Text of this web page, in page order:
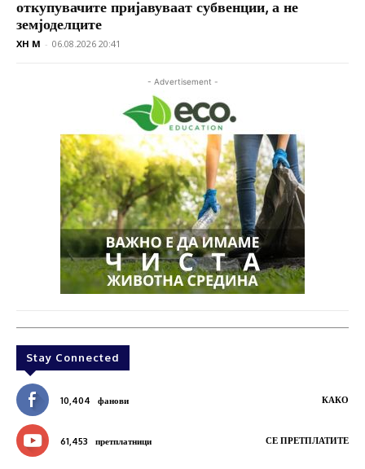
откупувачите пријавуваат субвенции, а не
земјоделците
XH M - 06.08.2026 20:41
- Advertisement -
Stay Connected
10,404 фанови КАКО
61,453 претплатници СЕ ПРЕТПЛАТИТЕ